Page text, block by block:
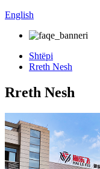
English
Shtëpi
Rreth Nesh
Rreth Nesh